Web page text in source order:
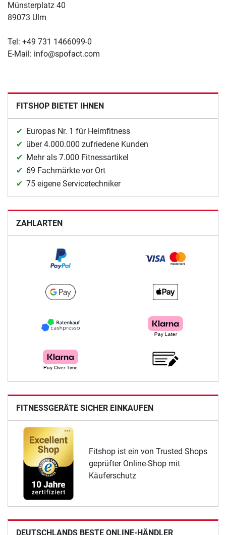
Münsterplatz 40
89073 Ulm
Tel: +49 731 1466099-0
E-Mail: info@spofact.com
FITSHOP BIETET IHNEN
Europas Nr. 1 für Heimfitness
über 4.000.000 zufriedene Kunden
Mehr als 7.000 Fitnessartikel
69 Fachmärkte vor Ort
75 eigene Servicetechniker
ZAHLARTEN
FITNESSGERÄTE SICHER EINKAUFEN
Fitshop ist ein von Trusted Shops
geprüfter Online-Shop mit
Käuferschutz
DEUTSCHLANDS BESTE ONLINE-HÄNDLER